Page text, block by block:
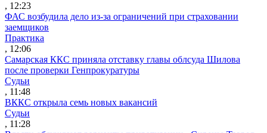
, 12:23
ФАС возбудила дело из-за ограничений при страховании
заемщиков
Практика
, 12:06
Самарская ККС приняла отставку главы облсуда Шилова
после проверки Генпрокуратуры
Судьи
, 11:48
ВККС открыла семь новых вакансий
Судьи
, 11:28